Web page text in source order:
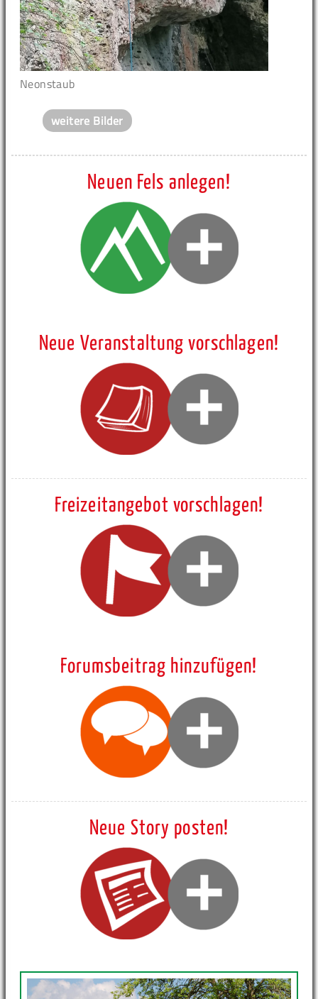
Neonstaub
weitere Bilder
Neuen Fels anlegen!
Neue Veranstaltung vorschlagen!
Freizeitangebot vorschlagen!
Forumsbeitrag hinzufügen!
Neue Story posten!